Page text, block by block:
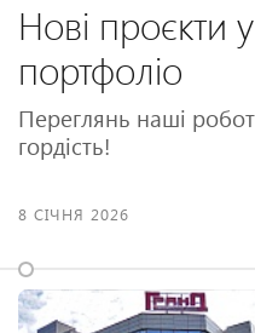
Нові проєкти
портфоліо
Переглянь наші
гордість!
8 СІЧНЯ 2026